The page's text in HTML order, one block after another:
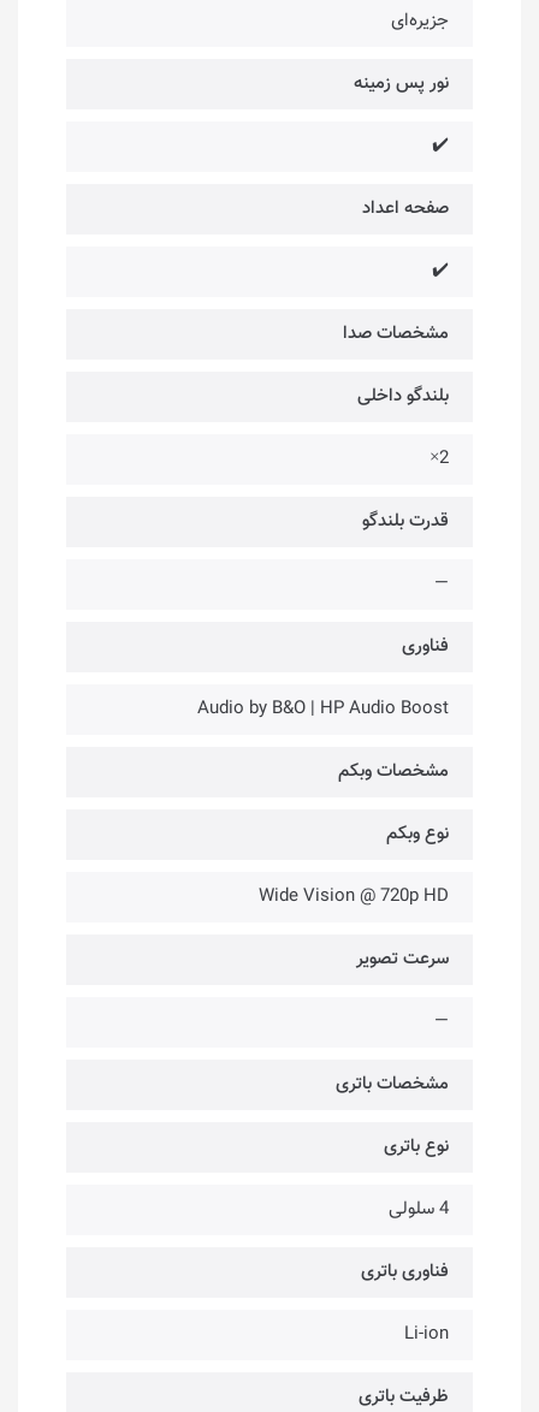
جزیره‌ای
نور پس زمینه
✔️
صفحه اعداد
✔️
مشخصات صدا
بلندگو داخلی
2×
قدرت بلندگو
—
فناوری‌
Audio by B&O | HP Audio Boost
مشخصات وبکم
نوع وبکم
Wide Vision @ 720p HD
سرعت تصویر
—
مشخصات باتری
نوع باتری
4 سلولی
فناوری باتری
Li-ion
ظرفیت باتری